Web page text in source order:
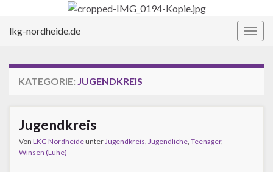
lkg-nordheide.de
KATEGORIE: JUGENDKREIS
Jugendkreis
Von LKG Nordheideunter Jugendkreis Jugendliche Teenager,
Winsen (Luhe)